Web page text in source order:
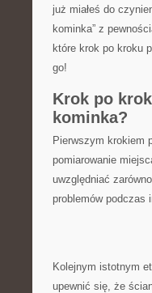
już miałeś do
kominka” z‌
⁣które krok ​po kroku⁤
go!
Krok‍ po
kominka?
Pierwszym krokiem
pomiarowanie‍
uwzględniać
problemów ​podczas
Kolejnym istotnym
upewnić się, że